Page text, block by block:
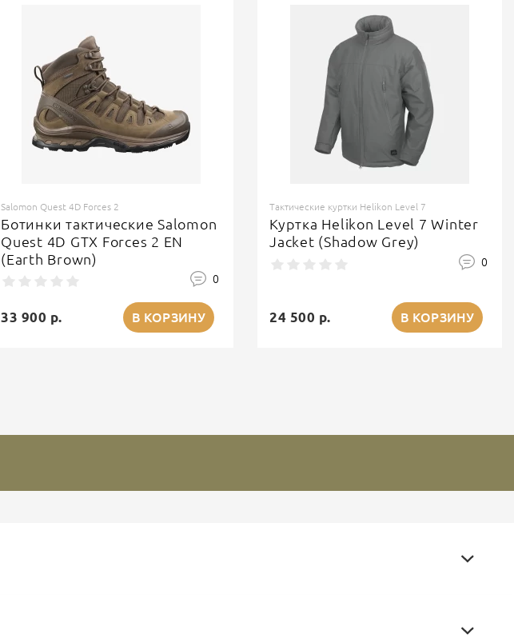
Salomon Quest 4D Forces 2
Ботинки тактические Salomon
Quest 4D GTX Forces 2 EN
(Earth Brown)
0
33 900 р. В КОРЗИНУ
Тактические куртки Helikon Level 7
Куртка Helikon Level 7 Winter
Jacket (Shadow Grey)
0
24 500 р. В КОРЗИНУ